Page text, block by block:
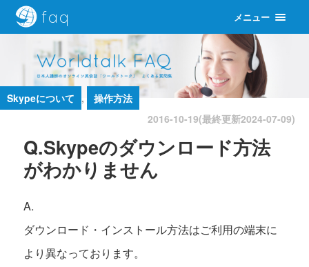
faq メニュー
Skypeについて ,
操作方法
2016-10-19(最終更新2024-07-09)
Q.Skypeのダウンロード方法
がわかりません
A.
ダウンロード・インストール方法はご利用の端末に
より異なっております。